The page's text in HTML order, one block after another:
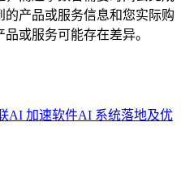
产品或服务信息和您实际购
或服务可能存在差异。
AI 加速软件AI 系统落地及优